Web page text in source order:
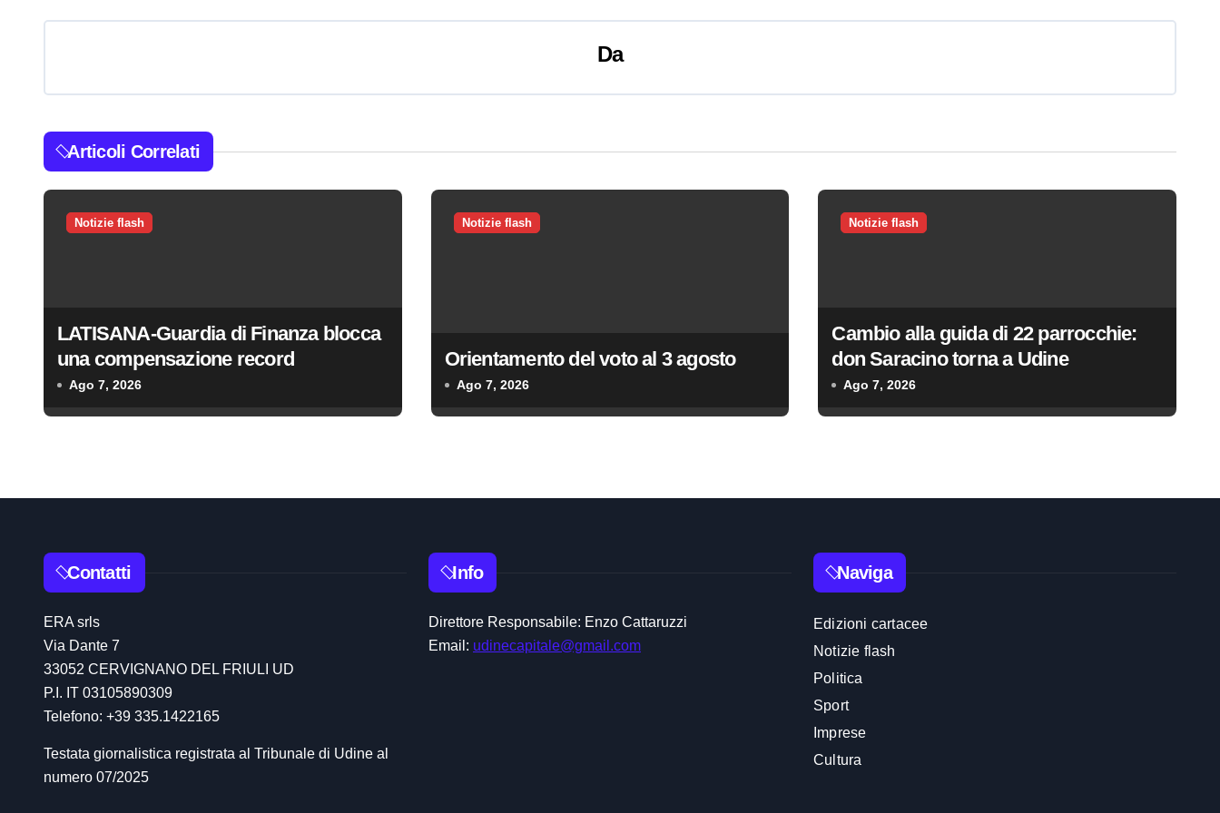
a
z
a
r
o
l
i
Da
Articoli Correlati
Notizie flash
LATISANA-Guardia di Finanza blocca
una compensazione record
Ago 7, 2026
Notizie flash
Orientamento del voto al 3 agosto
Ago 7, 2026
Notizie flash
Cambio alla guida di 22 parrocchie:
don Saracino torna a Udine
Ago 7, 2026
Contatti
ERA srls
Via Dante 7
33052 CERVIGNANO DEL FRIULI UD
P.I. IT 03105890309
Telefono: +39 335.1422165
Testata giornalistica registrata al Tribunale di Udine al
numero 07/2025
Info
Direttore Responsabile: Enzo Cattaruzzi
Email: udinecapitale@gmail.com
Naviga
Edizioni cartacee
Notizie flash
Politica
Sport
Imprese
Cultura